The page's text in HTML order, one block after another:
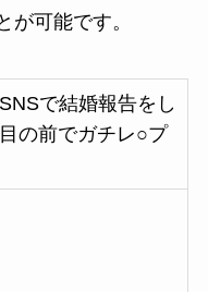
が可能です。
で結婚報告をし
の前でガチレ○プ